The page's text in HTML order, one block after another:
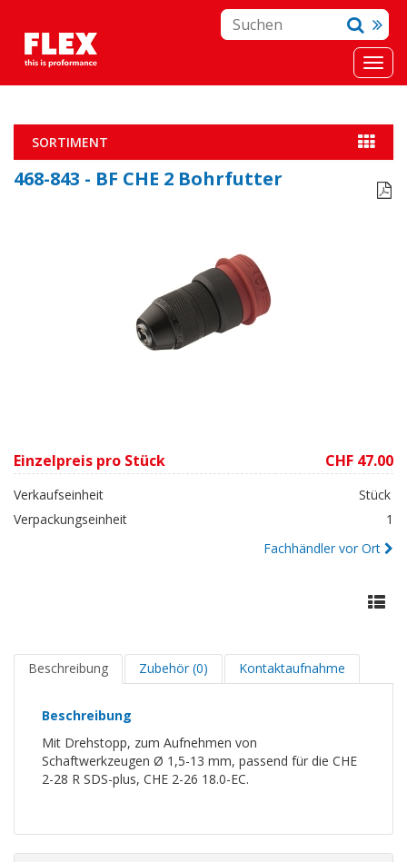
SORTIMENT
468-843 - BF CHE 2 Bohrfutter 
Einzelpreis pro Stück CHF 47.00
Verkaufseinheit
Stück
Verpackungseinheit
1
Fachhändler vor Ort
Beschreibung Zubehör (0) Kontaktaufnahme
Beschreibung
Mit Drehstopp, zum Aufnehmen von
Schaftwerkzeugen Ø 1,5-13 mm, passend für die CHE
2-28 R SDS-plus, CHE 2-26 18.0-EC.